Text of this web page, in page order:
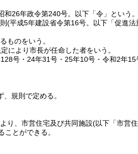
和26年政令第240号。以下「令」という
(平成5年建設省令第16号。以下「促進
ものをいう。
より市長が任命した者をいう。
号・24年31号・25年10号・令和2年15
規則で定める。
り、市営住宅及び共同施設(以下「市営
ことができる。